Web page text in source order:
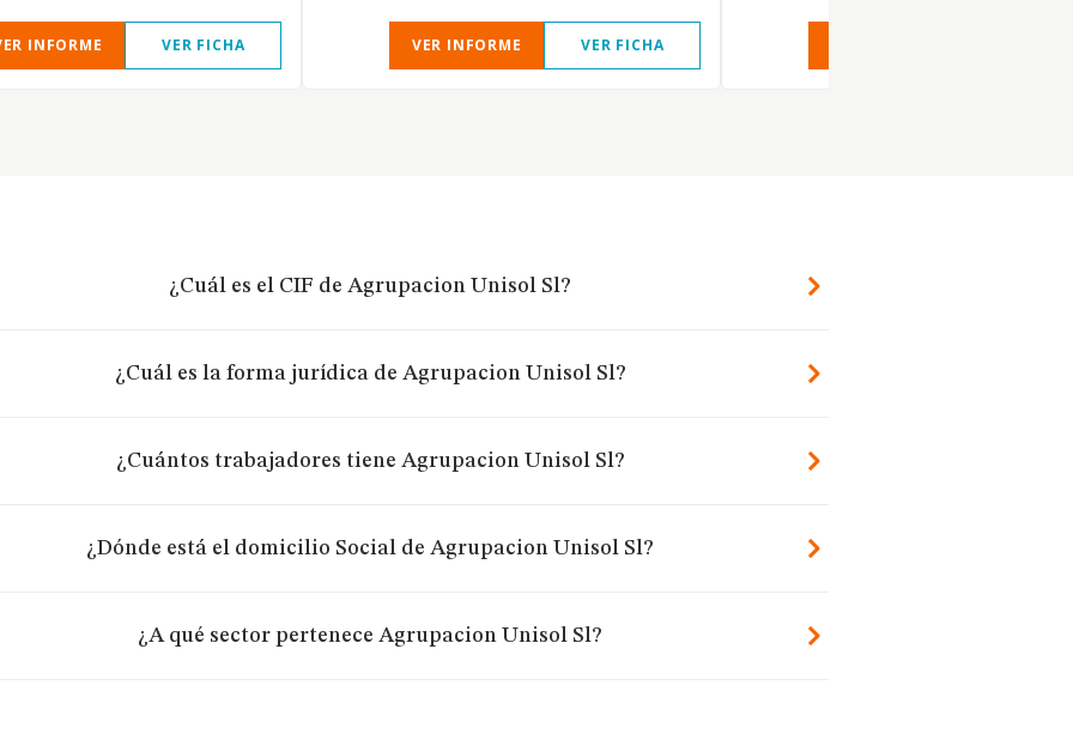
INFORME VER FICHA VER INFORME VER FICHA
¿Cuál es el CIF de Agrupacion Unisol Sl?
¿Cuál es la forma jurídica de Agrupacion Unisol Sl?
¿Cuántos trabajadores tiene Agrupacion Unisol Sl?
¿Dónde está el domicilio Social de Agrupacion Unisol Sl?
¿A qué sector pertenece Agrupacion Unisol Sl?